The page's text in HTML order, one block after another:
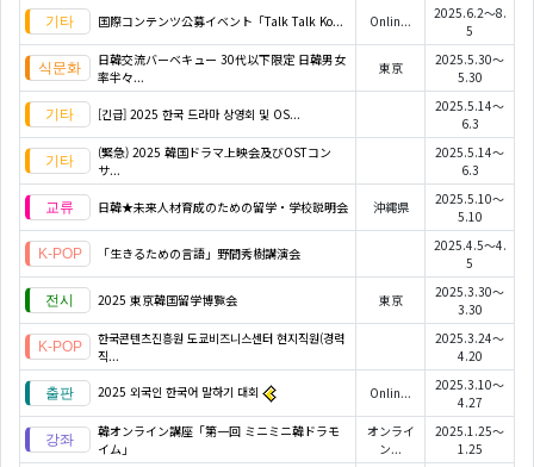
国際コンテンツ公募イベント「Talk Talk Ko... Onlin...
2025.6.2～8.
5
日韓交流バーベキュー 30代以下限定 日韓男女
率半々...
東京
2025.5.30～
5.30
[긴급] 2025 한국 드라마 상영회 및 OS...
2025.5.14～
6.3
(緊急) 2025 韓国ドラマ上映会及びOSTコン
サ...
2025.5.14～
6.3
日韓★未来人材育成のための留学・学校説明会 沖縄県
2025.5.10～
5.10
「生きるための言語」野間秀樹講演会
2025.4.5～4.
5
2025 東京韓国留学博覧会 東京
2025.3.30～
3.30
한국콘텐츠진흥원 도쿄비즈니스센터 현지직원(경력
직...
2025.3.24～
4.20
2025 외국인 한국어 말하기 대회
Onlin...
2025.3.10～
4.27
韓オンライン講座「第一回 ミニミニ韓ドラモ
イム」
オンライ
ン...
2025.1.25～
1.25